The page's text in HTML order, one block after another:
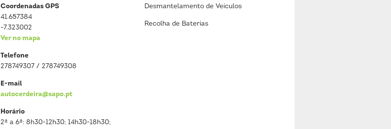
Coordenadas GPS
41.657384
-7.323002
Ver no mapa
Telefone
278749307 / 278749308
E-mail
autocerdeira@sapo.pt
Horário
2ª a 6ª: 8h30-12h30; 14h30-18h30;
Desmantelamento de Veículos
Recolha de Baterias